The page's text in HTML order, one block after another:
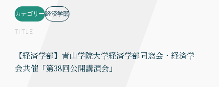
カテゴリー 経済学部
TITLE
【経済学部】青山学院大学経済学部同窓会・経済学
会共催「第38回公開講演会」